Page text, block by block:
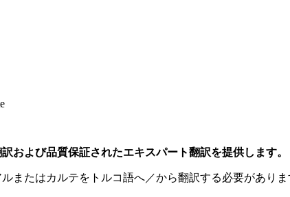
および品質保証されたエキスパート翻訳を提供します。
またはカルテをトルコ語へ／から翻訳する必要がありま